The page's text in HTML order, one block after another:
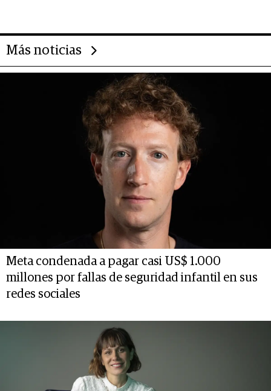
Más noticias
Meta condenada a pagar casi US$ 1.000
millones por fallas de seguridad infantil en sus
redes sociales